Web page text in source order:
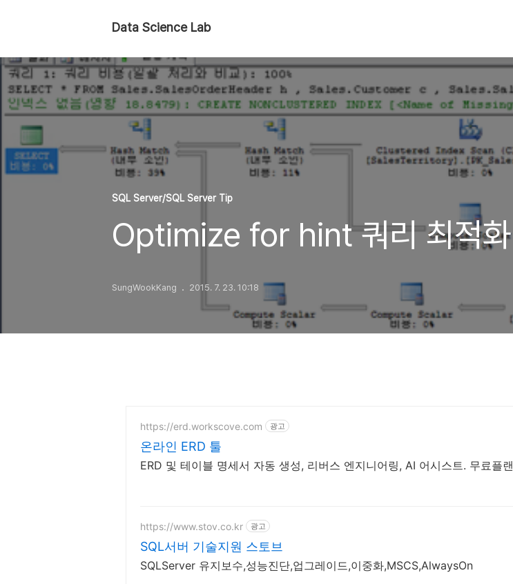
Data Science Lab
SQL Server/SQL Server Tip
Optimize for hint 쿼리 최적화
SungWookKang 2015. 7. 23. 10:18
https://erd.workscove.com 광고
온라인 ERD 툴
ERD 및 테이블 명세서 자동 생성, 리버스 엔지니어링, AI 어시스트. 무료플랜
https://www.stov.co.kr 광고
SQL서버 기술지원 스토브
SQLServer 유지보수,성능진단,업그레이드,이중화,MSCS,AlwaysOn